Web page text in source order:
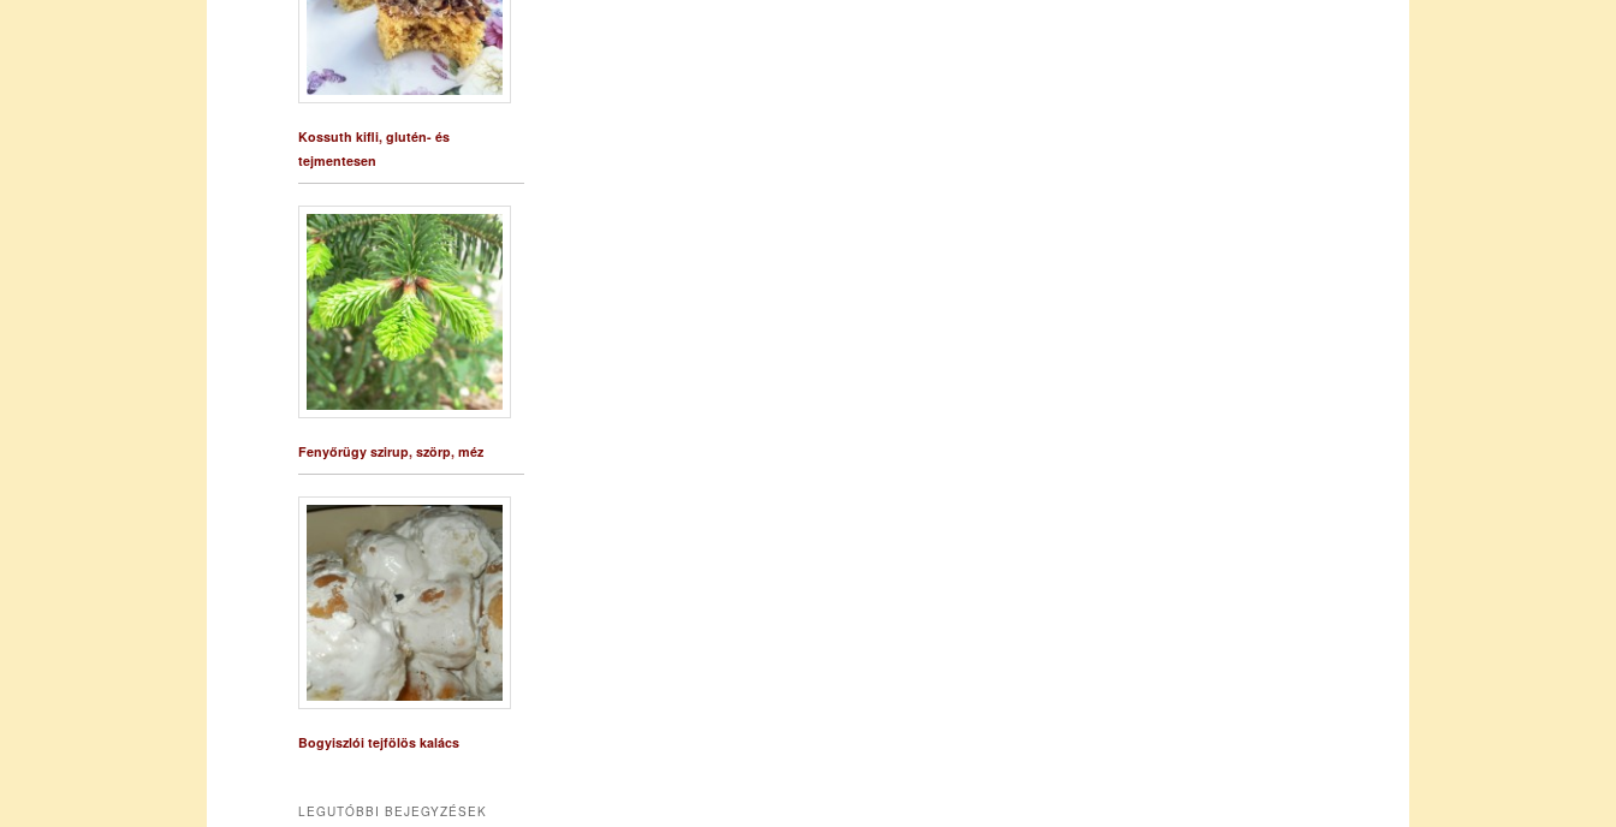
Kossuth kifli, glutén- és
tejmentesen
Fenyőrügy szirup, szörp, méz
Bogyiszlói tejfölös kalács
LEGUTÓBBI BEJEGYZÉSEK